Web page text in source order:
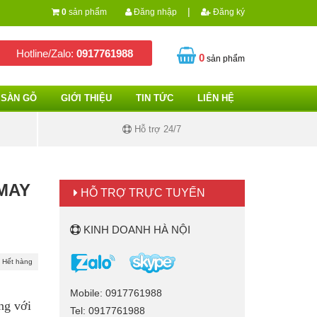
0 sản phẩm Đăng nhập | Đăng ký
Hotline/Zalo: 0917761988 0sản phẩm
SÀN GỖ GIỚI THIỆU TIN TỨC LIÊN HỆ
Hỗ trợ 24/7
Hết hàng
với
HỖ TRỢ TRỰC TUYẾN
KINH DOANH HÀ NỘI
Mobile: 0917761988
Tel: 0917761988